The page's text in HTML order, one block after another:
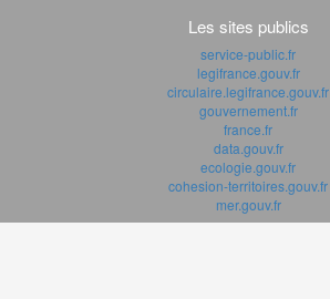
Les sites publics
service-public.fr
legifrance.gouv.fr
circulaire.legifrance.gouv.fr
gouvernement.fr
france.fr
data.gouv.fr
ecologie.gouv.fr
cohesion-territoires.gouv.fr
mer.gouv.fr